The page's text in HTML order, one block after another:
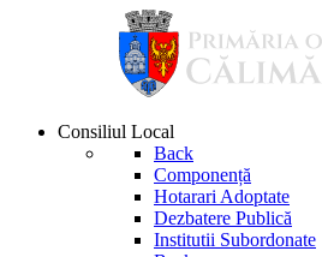
Consiliul Local
Back
Componență
Hotarari Adoptate
Dezbatere Publică
Institutii Subordonate